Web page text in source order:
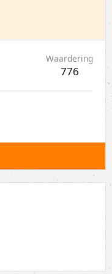
Waardering
776